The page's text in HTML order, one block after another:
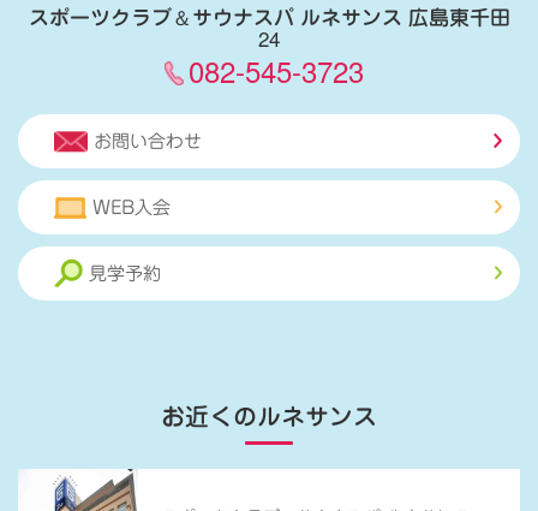
スポーツクラブ＆サウナスパ ルネサンス 広島東千田
24
082-545-3723
お問い合わせ
WEB入会
見学予約
お近くのルネサンス